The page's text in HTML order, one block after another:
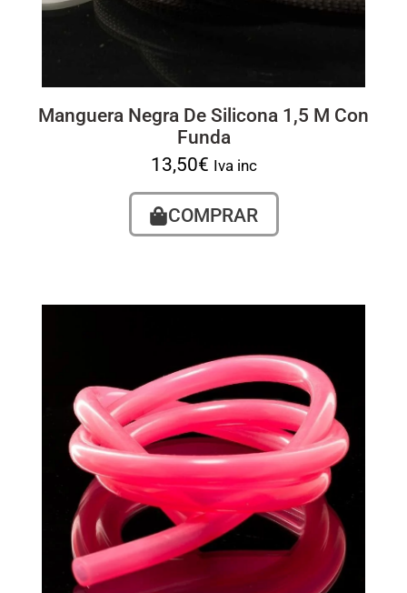
Manguera Negra De Silicona 1,5 M Con
Funda
13,50€ Iva inc
COMPRAR